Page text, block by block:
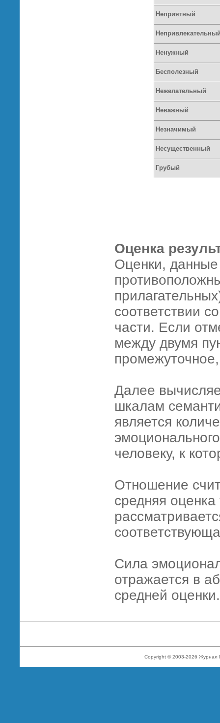
Неприятный
Ненужный
Бесполезный
Нежелательный
Неважный
Незначимый
Несущественный
Грубый
Оценка
Оценки,
соответствии
части. Если
между двумя
Далее
шкалам
является
человеку, к
Отношение
средняя
Сила
отражается в
средней оценки.
Copyright © 2003-2026 Журнал